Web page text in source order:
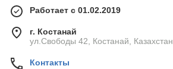
Работает с 01.02.2019
г. Костанай
ул.Свободы 42, Костанай, Казахстан
Контакты